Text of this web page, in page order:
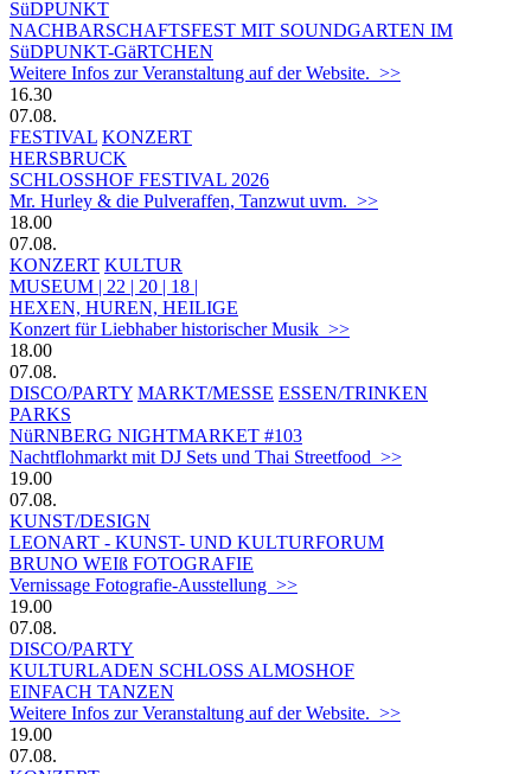
SüDPUNKT
NACHBARSCHAFTSFEST MIT SOUNDGARTEN IM
SüDPUNKT-GäRTCHEN
Weitere Infos zur Veranstaltung auf der Website. >>
16.30
07.08.
FESTIVAL KONZERT
HERSBRUCK
SCHLOSSHOF FESTIVAL 2026
Mr. Hurley & die Pulveraffen, Tanzwut uvm. >>
18.00
07.08.
KONZERT KULTUR
MUSEUM | 22 | 20 | 18 |
HEXEN, HUREN, HEILIGE
Konzert für Liebhaber historischer Musik >>
18.00
07.08.
DISCO/PARTY MARKT/MESSE ESSEN/TRINKEN
PARKS
NüRNBERG NIGHTMARKET #103
Nachtflohmarkt mit DJ Sets und Thai Streetfood >>
19.00
07.08.
KUNST/DESIGN
LEONART - KUNST- UND KULTURFORUM
BRUNO WEIß FOTOGRAFIE
Vernissage Fotografie-Ausstellung >>
19.00
07.08.
DISCO/PARTY
KULTURLADEN SCHLOSS ALMOSHOF
EINFACH TANZEN
Weitere Infos zur Veranstaltung auf der Website. >>
19.00
07.08.